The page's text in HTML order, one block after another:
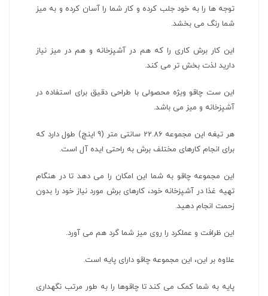
توجه ها را به خود جلب کرده و کار شما را آسان کرده و به میز
شما رنگ می بخشد.
این کار برش کاری را که هم در آشپزخانه و هم در میز نیاز
دارید لذت بخش تر می کند.
این ست چاقو ویژه محصولی با طراحی دقیق برای استفاده در
آشپزخانه و میز می باشد.
هر تیغه این مجموعه 22.86 سانتی متر (9 اینچ) طول دارد که
برای انجام کارهای مختلف برش به راحتی ایده آل است.
این مجموعه چاقو به شما این امکان را می دهد تا در هنگام
تهیه غذا در آشپزخانه خود، کارهای برش مورد نیاز خود را بدون
زحمت انجام دهید.
این ظرافت و عملکرد را روی میز شما گرد هم می آورد.
علاوه بر این، این مجموعه چاقو دارای پایه است.
پایه به شما کمک می کند تا چاقوها را به طور مرتب نگهداری